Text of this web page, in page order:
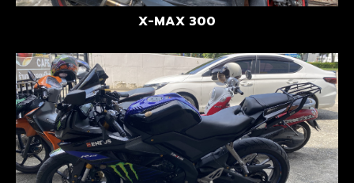
X-MAX 300